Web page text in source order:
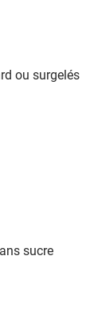
ou surgelés
sucre